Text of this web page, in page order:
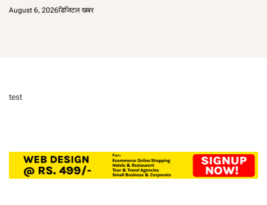
August 6, 2026डिजिटल खबर
test